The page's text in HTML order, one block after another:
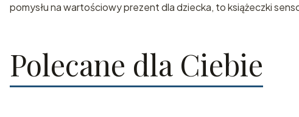
pomysłu na wartościowy prezent dla dziecka, to książeczki
Polecane dla Ciebie